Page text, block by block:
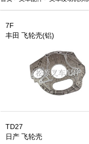
7F
丰田 飞轮壳(铝)
TD27
日产 飞轮壳